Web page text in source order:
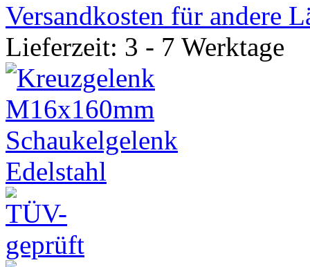
Versandkosten für andere
Lieferzeit: 3 - 7 Werktage